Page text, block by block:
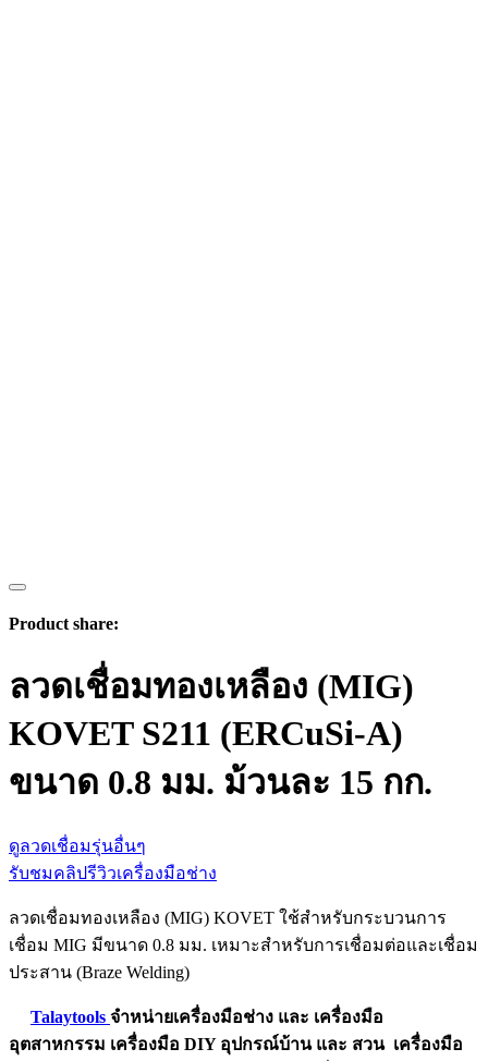
Product share:
ลวดเชื่อมทองเหลือง (MIG)
KOVET S211 (ERCuSi-A)
ขนาด 0.8 มม. ม้วนละ 15 กก.
ดูลวดเชื่อมรุ่นอื่นๆ
รับชมคลิปรีวิวเครื่องมือช่าง
ลวดเชื่อมทองเหลือง (MIG) KOVET ใช้สำหรับกระบวนการ
เชื่อม MIG มีขนาด 0.8 มม. เหมาะสำหรับการเชื่อมต่อและเชื่อม
ประสาน (Braze Welding)
Talaytools จำหน่ายเครื่องมือช่าง และ เครื่องมือ
อุตสาหกรรม เครื่องมือ DIY อุปกรณ์บ้าน และ สวน เครื่องมือ